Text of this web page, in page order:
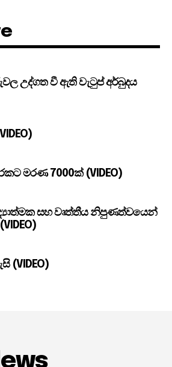
උද්ගත වී ඇති වැටුප් අර්බුදය
මරණ 7000ක් (VIDEO)
සහ වෘත්තීය නිපුණත්වයෙන්
(VIDEO)